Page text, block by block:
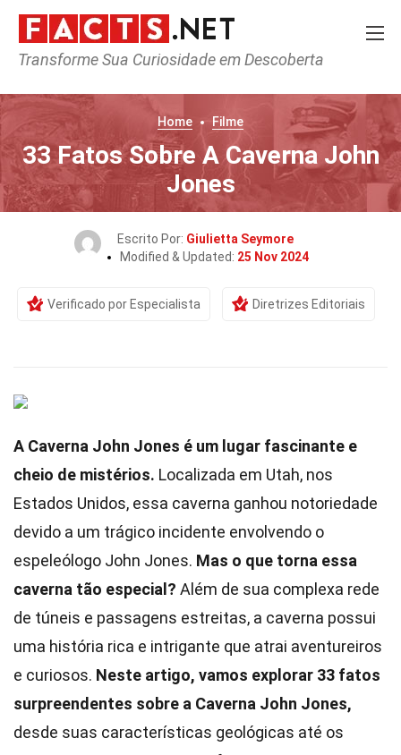
Transforme Sua Curiosidade em Descoberta
Home Filme
33 Fatos Sobre A Caverna John
Jones
Escrito Por: Giulietta Seymore
Modified & Updated: 25 Nov 2024
Verificado por Especialista Diretrizes Editoriais
A Caverna John Jones é um lugar fascinante e
cheio de mistérios. Localizada em Utah, nos
Estados Unidos, essa caverna ganhou notoriedade
devido a um trágico incidente envolvendo o
espeleólogo John Jones. Mas o que torna essa
caverna tão especial? Além de sua complexa rede
de túneis e passagens estreitas, a caverna possui
uma história rica e intrigante que atrai aventureiros
e curiosos. Neste artigo, vamos explorar 33 fatos
surpreendentes sobre a Caverna John Jones,
desde suas características geológicas até os